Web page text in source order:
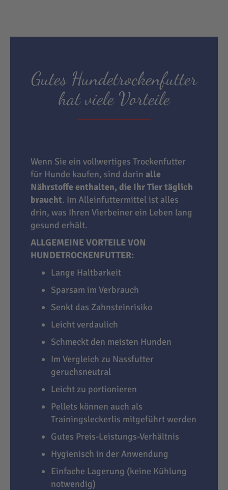
Gutes Hundetrockenfutter
hat viele Vorteile
Wenn Sie ein vollwertiges Trockenfutter
für Hunde kaufen, sind darin alle
Nährstoffe enthalten, die Ihr Tier täglich
braucht. Im Alleinfuttermittel ist alles
drin, was Ihren Vierbeiner ein Leben lang
gesund erhält.
ALLGEMEINE VORTEILE VON
HUNDETROCKENFUTTER:
Lange Haltbarkeit
Sparsam im Verbrauch
Senkt das Zahnsteinrisiko
Leicht verdaulich
Schmeckt den meisten Hunden
Im Vergleich zu Nassfutter
geruchsneutral
Leicht zu portionieren
Pellets können auch als
Trainingsleckerlis mitgeführt werden
Gutes Preis-Leistungs-Verhältnis
Hygienisch in der Anwendung
Einfache Lagerung (keine Kühlung
notwendig)